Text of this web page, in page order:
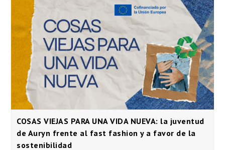
COSAS VIEJAS PARA UNA VIDA NUEVA: la juventud
de Auryn frente al fast fashion y a favor de la
sostenibilidad